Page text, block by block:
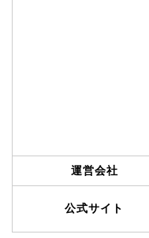
運営会社
公式サイト